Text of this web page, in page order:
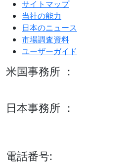
サイトマップ
当社の能力
日本のニュース
市場調査資料
ユーザーガイド
米国事務所 ：
日本事務所 ：
電話番号: